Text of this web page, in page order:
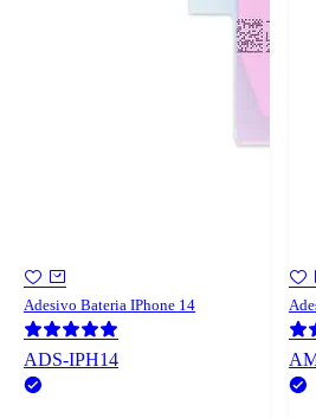
Adesivo Bateria IPhone 14
ADS-IPH14